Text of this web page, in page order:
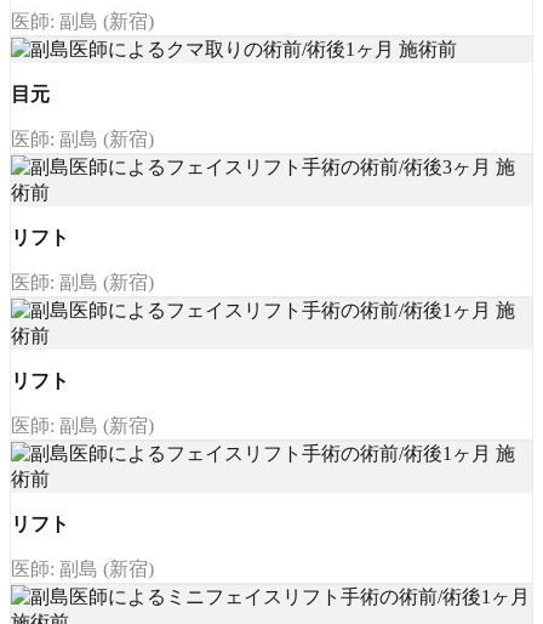
医師: 副島 (新宿)
目元
医師: 副島 (新宿)
リフト
医師: 副島 (新宿)
リフト
医師: 副島 (新宿)
リフト
医師: 副島 (新宿)